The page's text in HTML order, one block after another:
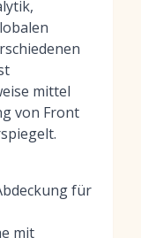
mittel
von Front
für
mit